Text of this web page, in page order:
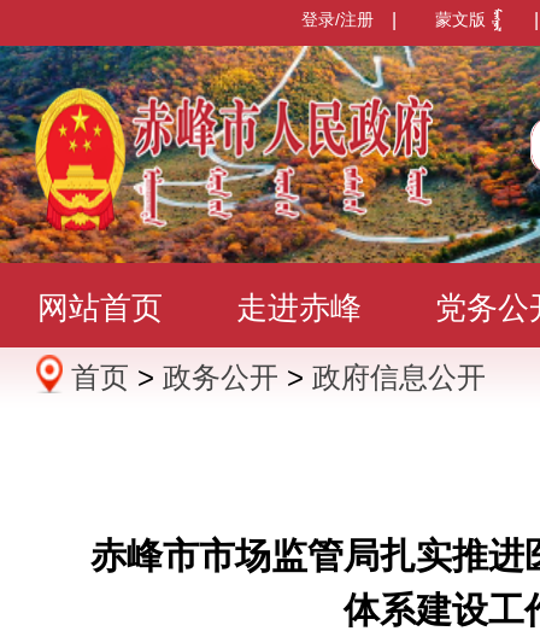
蒙文版
登录/注册
网站首页 走进赤峰 党务公
办事服务 政民互动 数据发
首页 > 政务公开 > 政府信息公开
赤峰市市场监管局扎实推进
体系建设工